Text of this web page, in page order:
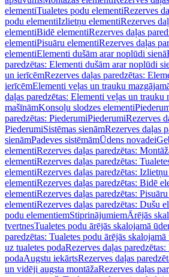
elementiTualetes podu elementiRezerves
podu elementiIzlietņu elementiRezerves
elementiBidē elementiRezerves daļas
elementiPisuāru elementiRezerves daļas
elementiElementi dušām arar noplūdi sienā
paredzētas: Elementi dušām arar noplūdi
un ierīcēmRezerves daļas paredzētas:
ierīcēmElementi veļas un trauku
daļas paredzētas: Elementi veļas un trauku
mašīnāmKonsoļu slodzes elementi
paredzētas: PiederumiPiederumiRezerves
PiederumiSistēmas sienāmRezerves daļas
sienāmPadeves sistēmāmŪdens novadei
elementiRezerves daļas paredzētas:
elementiRezerves daļas paredzētas:
elementiRezerves daļas paredzētas:
elementiRezerves daļas paredzētas: Bidē
elementiRezerves daļas paredzētas:
elementiRezerves daļas paredzētas: Dušu
podu elementiemStiprinājumiemĀrējās
tvertnesTualetes podu ārējās skalojamā
paredzētas: Tualetes podu ārējās skalojamā
uz tualetes podaRezerves daļas
podaAugstu iekārtsRezerves daļas
un vidēji augsta montāžaRezerves daļas